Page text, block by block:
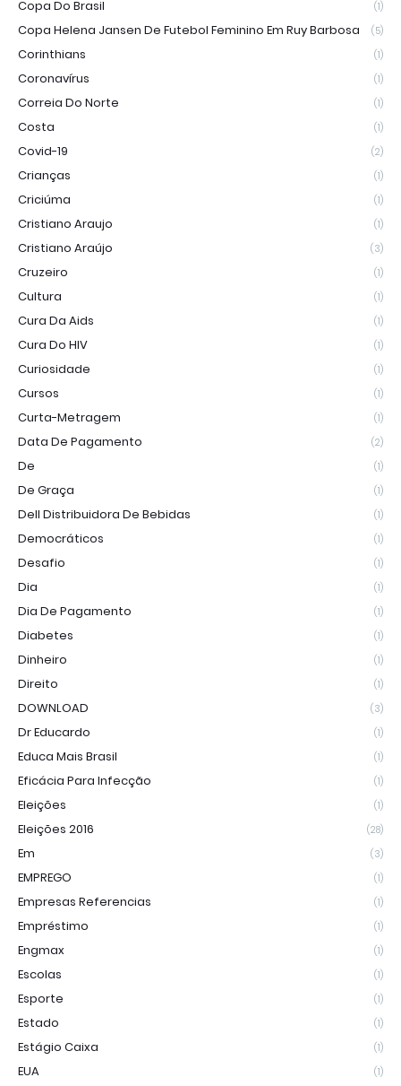
Copa Do Brasil (1)
Copa Helena Jansen De Futebol Feminino Em Ruy Barbosa (5)
Corinthians (1)
Coronavírus (1)
Correia Do Norte (1)
Costa (1)
Covid-19 (2)
Crianças (1)
Criciúma (1)
Cristiano Araujo (1)
Cristiano Araújo (3)
Cruzeiro (1)
Cultura (1)
Cura Da Aids (1)
Cura Do HIV (1)
Curiosidade (1)
Cursos (1)
Curta-Metragem (1)
Data De Pagamento (2)
De (1)
De Graça (1)
Dell Distribuidora De Bebidas (1)
Democráticos (1)
Desafio (1)
Dia (1)
Dia De Pagamento (1)
Diabetes (1)
Dinheiro (1)
Direito (1)
DOWNLOAD (3)
Dr Educardo (1)
Educa Mais Brasil (1)
Eficácia Para Infecção (1)
Eleições (1)
Eleições 2016 (28)
Em (3)
EMPREGO (1)
Empresas Referencias (1)
Empréstimo (1)
Engmax (1)
Escolas (1)
Esporte (1)
Estado (1)
Estágio Caixa (1)
EUA (1)